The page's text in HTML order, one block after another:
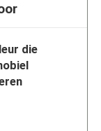
die